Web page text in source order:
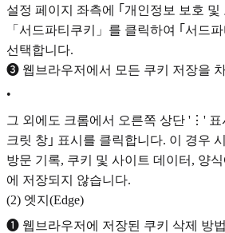
설정 페이지 좌측에 ｢개인정보 보호 및
「서드파티쿠키」를 클릭하여 ｢서드
선택합니다.
❸ 웹브라우저에서 모든 쿠키 저장을
•
그 외에도 크롬에서 오른쪽 상단 '⋮' 표
크릿 창｣ 표시를 클릭합니다. 이 경우
방문 기록, 쿠키 및 사이트 데이터, 양
에 저장되지 않습니다.
(2) 엣지(Edge)
❶ 웹브라우저에 저장된 쿠키 삭제 방법